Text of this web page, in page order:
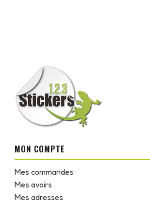
MON COMPTE
Mes commandes
Mes avoirs
Mes adresses